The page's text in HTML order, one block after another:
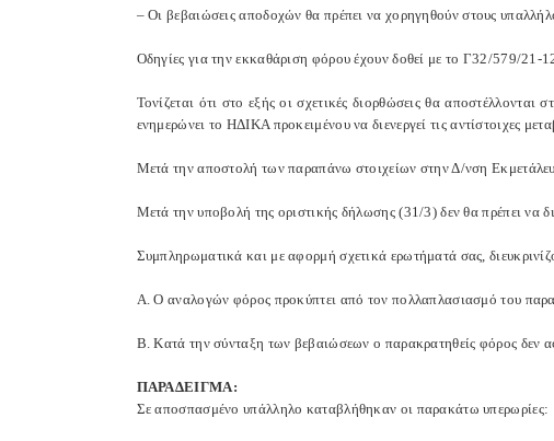
– Οι βεβαιώσεις αποδοχών θα πρέπει να χορηγηθούν στους
Οδηγίες για την εκκαθάριση φόρου έχουν δοθεί με το Γ32/579/21-
Τονίζεται ότι στο εξής οι σχετικές διορθώσεις θα
ενημερώνει το ΗΔΙΚΑ προκειμένου να διενεργεί τις αντίστοιχες
Μετά την αποστολή των παραπάνω στοιχείων στην Δ/νση
Μετά την υποβολή της οριστικής δήλωσης (31/3) δεν θα πρέπει να
Συμπληρωματικά και με αφορμή σχετικά ερωτήματά σας,
Α. Ο αναλογών φόρος προκύπτει από τον πολλαπλασιασμό του
Β. Κατά την σύνταξη των βεβαιώσεων ο παρακρατηθείς φόρος δεν
ΠΑΡΑΔΕΙΓΜΑ:
Σε αποσπασμένο υπάλληλο καταβλήθηκαν οι παρακάτω υπερωρίες: